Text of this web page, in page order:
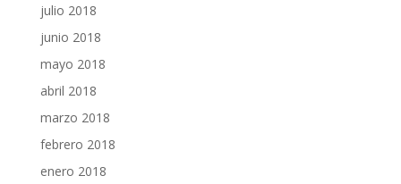
julio 2018
junio 2018
mayo 2018
abril 2018
marzo 2018
febrero 2018
enero 2018